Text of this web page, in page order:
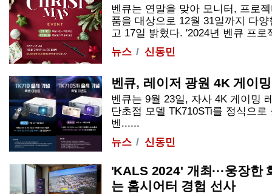
벤큐는 연말을 맞아 모니터, 프로
품을 대상으로 12월 31일까지 다
고 17일 밝혔다. '2024년 벤큐 프
뉴스
신동민
벤큐, 레이저 광원 4K 게이
벤큐는 9월 23일, 자사 4K 게이밍
단초점 모델 TK710STi를 정식으로
벤......
뉴스
신동민
'KALS 2024' 개최···웅장한
는 홈시어터 경험 선사